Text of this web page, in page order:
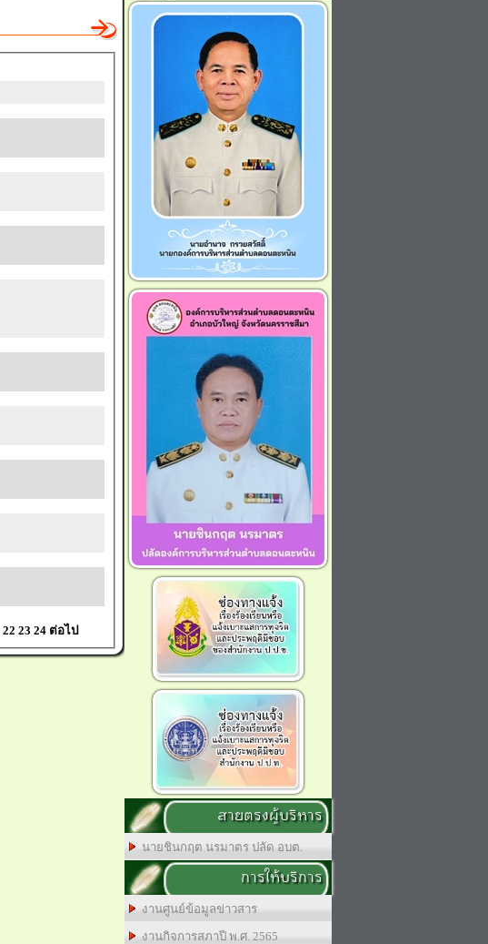
22 23 24 ต่อไป
สายตรงผู้บริหาร
นายชินกฤต นรมาตร ปลัด อบต.
การให้บริการ
งานศูนย์ข้อมูลข่าวสาร
งานกิจการสภาปี พ.ศ. 2565